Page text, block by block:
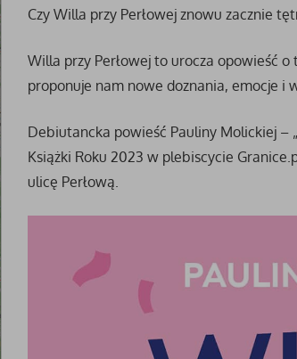
Czy Willa przy Perłowej znowu zacznie
Willa przy Perłowej to urocza opowieść
proponuje nam nowe doznania, emocje i
Debiutancka powieść Pauliny Molickiej –
Książki Roku 2023 w plebiscycie
ulicę Perłową.